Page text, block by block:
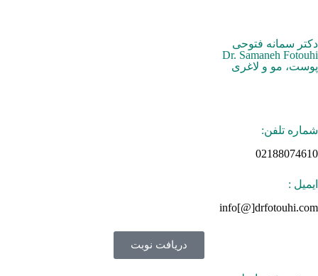
دکتر سمانه فتوحی
Dr. Samaneh Fotouhi
پوست، مو و لاغری
شماره تلفن:
02188074610
ایمیل :
info[@]drfotouhi.com
دریافت نوبت